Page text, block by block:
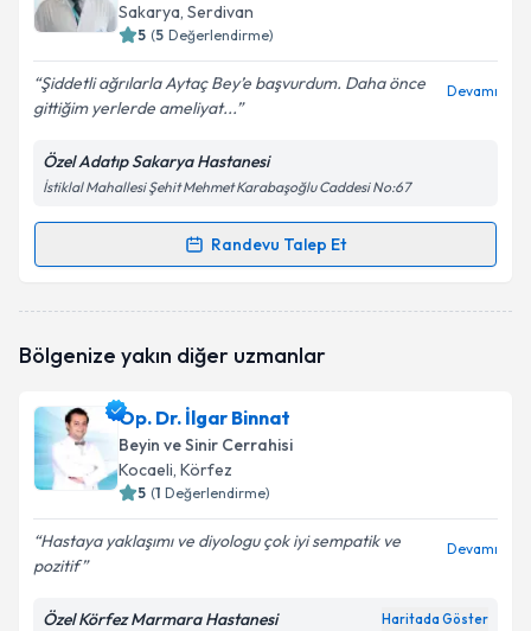
Sakarya, Serdivan
5 (5 Değerlendirme)
Şiddetli ağrılarla Aytaç Bey’e başvurdum. Daha önce
gittiğim yerlerde ameliyat...
Devamı
Özel Adatıp Sakarya Hastanesi
İstiklal Mahallesi Şehit Mehmet Karabaşoğlu Caddesi No:67
Randevu Talep Et
Randevu Takvimi Talebi
oluşturun. Size bu uzmandan randevu almanız için bir
E-posta Adresiniz
Kişisel verilerimin işlenmesine ilişkinAydınlatma
Bölgenize yakın diğer uzmanlar
Op. Dr. İlgar Binnat
Beyin ve Sinir Cerrahisi
Kocaeli, Körfez
5 (1 Değerlendirme)
Hastaya yaklaşımı ve diyologu çok iyi sempatik ve
pozitif
Devamı
Özel Körfez Marmara Hastanesi Haritada Göster